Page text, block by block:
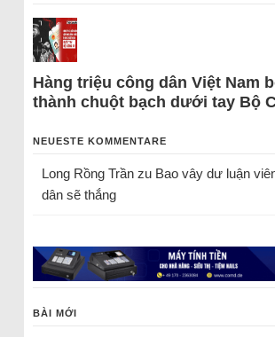
Hàng triệu công dân Việt Nam
thành chuột bạch dưới tay Bộ
NEUESTE KOMMENTARE
Long Rồng Trầnzu Bao vây dư luận
dân sẽ thắng
BÀI MỚI